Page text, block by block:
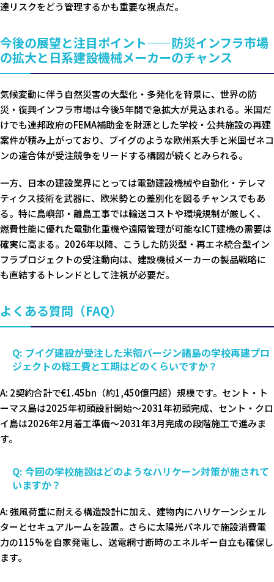
達リスクをどう管理するかも重要な視点だ。
今後の展望と注目ポイント——防災インフラ市場
の拡大と日系建設機械メーカーのチャンス
気候変動に伴う自然災害の大型化・多発化を背景に、世界の防
災・復興インフラ市場は今後5年間で急拡大が見込まれる。米国だ
けでも連邦政府のFEMA補助金を財源とした学校・公共施設の再建
案件が積み上がっており、ブイグのような欧州系大手と米国ゼネコ
ンの連合体が受注競争をリードする構図が続くとみられる。
一方、日本の建設業界にとっては電動建設機械や自動化・テレマ
ティクス技術を武器に、欧米勢との差別化を図るチャンスでもあ
る。特に島嶼部・離島工事では輸送コストや環境規制が厳しく、
燃費性能に優れた電動化重機や遠隔管理が可能なICT建機の需要は
確実に高まる。2026年以降、こうした防災型・再エネ統合型イン
フラプロジェクトの受注動向は、建設機械メーカーの製品戦略に
も直結するトレンドとして注視が必要だ。
よくある質問（FAQ）
Q: ブイグ建設が受注した米領バージン諸島の学校再建プロ
ジェクトの総工費と工期はどのくらいですか？
A: 2契約合計で€1.45bn（約1,450億円超）規模です。セント・ト
ーマス島は2025年初頭設計開始〜2031年初頭完成、セント・クロ
イ島は2026年2月着工準備〜2031年3月完成の段階施工で進みま
す。
Q: 今回の学校施設はどのようなハリケーン対策が施されて
いますか？
A: 強風荷重に耐える構造設計に加え、建物内にハリケーンシェル
ターとセキュアルームを設置。さらに太陽光パネルで施設消費電
力の115%を自家発電し、送電網寸断時のエネルギー自立も確保し
ます。